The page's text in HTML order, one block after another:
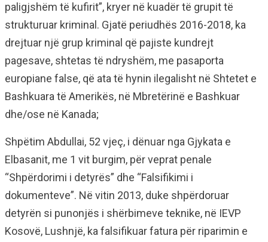
paligjshëm të kufirit”, kryer në kuadër të grupit të
strukturuar kriminal. Gjatë periudhës 2016-2018, ka
drejtuar një grup kriminal që pajiste kundrejt
pagesave, shtetas të ndryshëm, me pasaporta
europiane false, që ata të hynin ilegalisht në Shtetet e
Bashkuara të Amerikës, në Mbretërinë e Bashkuar
dhe/ose në Kanada;
Shpëtim Abdullai, 52 vjeç, i dënuar nga Gjykata e
Elbasanit, me 1 vit burgim, për veprat penale
“Shpërdorimi i detyrës” dhe “Falsifikimi i
dokumenteve”. Në vitin 2013, duke shpërdoruar
detyrën si punonjës i shërbimeve teknike, në IEVP
Kosovë, Lushnjë, ka falsifikuar fatura për riparimin e